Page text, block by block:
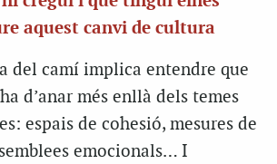
aquest canvi de cultura
del camí implica entendre que
d’anar més enllà dels temes
espais de cohesió, mesures de
emocionals… I